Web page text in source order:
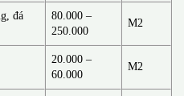
đá
80.000 –
250.000
M2
20.000 –
60.000
M2